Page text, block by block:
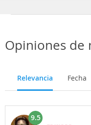
Opiniones de
Relevancia Fecha
9.5